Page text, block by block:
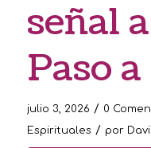
señal
Paso
julio 3, 2026 / 0
Espirituales / por